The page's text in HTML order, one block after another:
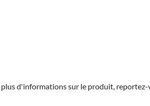
d'informations sur le produit,